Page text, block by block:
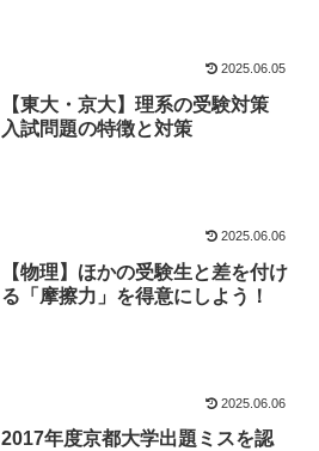
2025.06.05
【東大・京大】理系の受験対策
入試問題の特徴と対策
2025.06.06
【物理】ほかの受験生と差を付け
る「摩擦力」を得意にしよう！
2025.06.06
2017年度京都大学出題ミスを認